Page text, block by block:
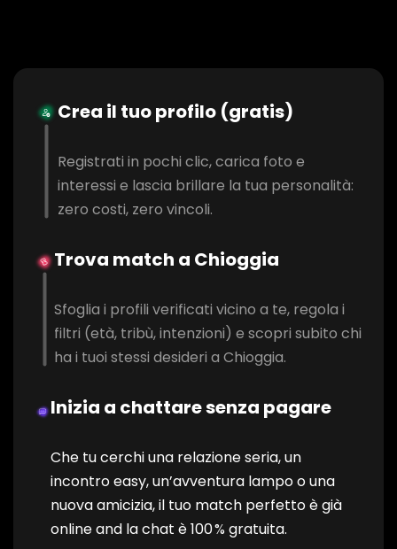
Crea il tuo profilo (gratis)
Registrati in pochi clic, carica foto e
interessi e lascia brillare la tua personalità:
zero costi, zero vincoli.
Trova match a Chioggia
Sfoglia i profili verificati vicino a te, regola i
filtri (età, tribù, intenzioni) e scopri subito chi
ha i tuoi stessi desideri a Chioggia.
Inizia a chattare senza pagare
Che tu cerchi una relazione seria, un
incontro easy, un’avventura lampo o una
nuova amicizia, il tuo match perfetto è già
online and la chat è 100 % gratuita.